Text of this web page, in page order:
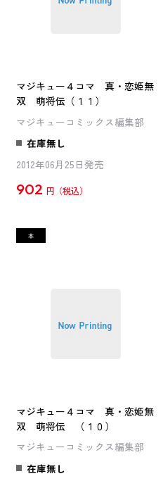
マジキュー４コマ 真・恋姫無
双 萌将伝（１１）
マジキューコミックス編集部
在庫無し
2012年06月25日発売
902 円
マジキュー４コマ 真・恋姫無
双 萌将伝 （１０）
マジキューコミックス編集部
在庫無し